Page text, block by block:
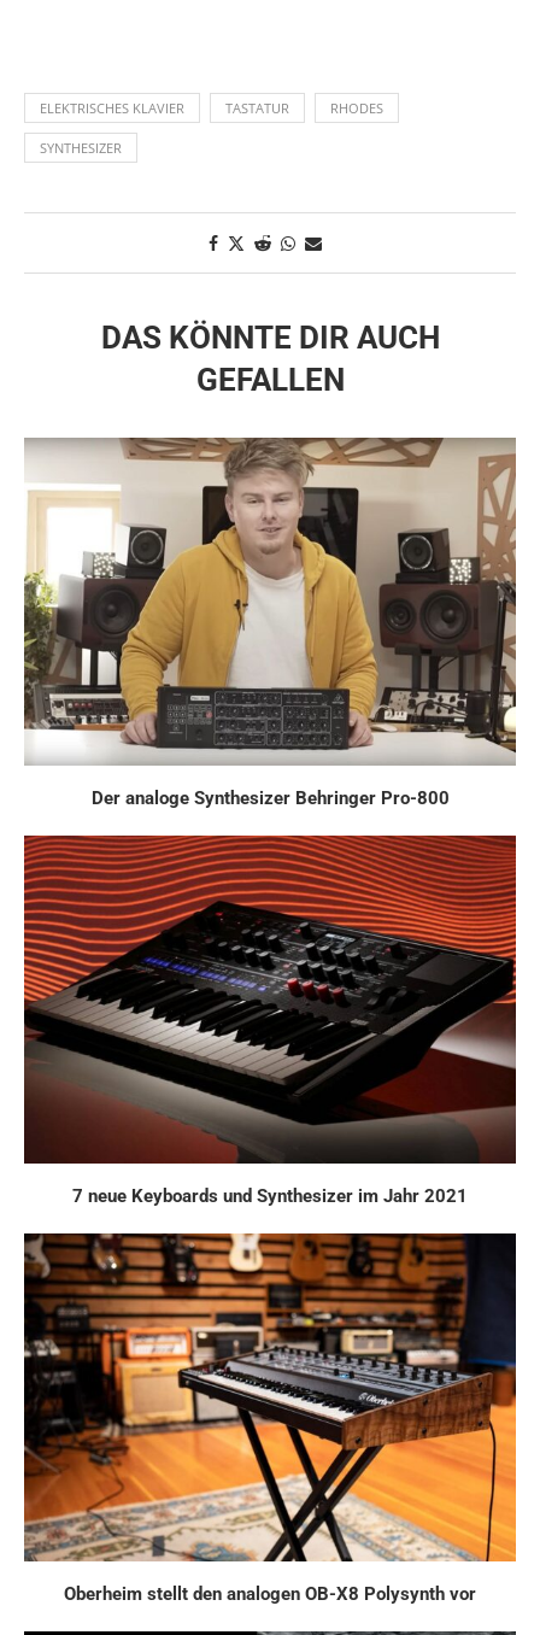
ELEKTRISCHES KLAVIER TASTATUR RHODES
SYNTHESIZER
DAS KÖNNTE DIR AUCH
GEFALLEN
Der analoge Synthesizer Behringer Pro-800
7 neue Keyboards und Synthesizer im Jahr 2021
Oberheim stellt den analogen OB-X8 Polysynth vor